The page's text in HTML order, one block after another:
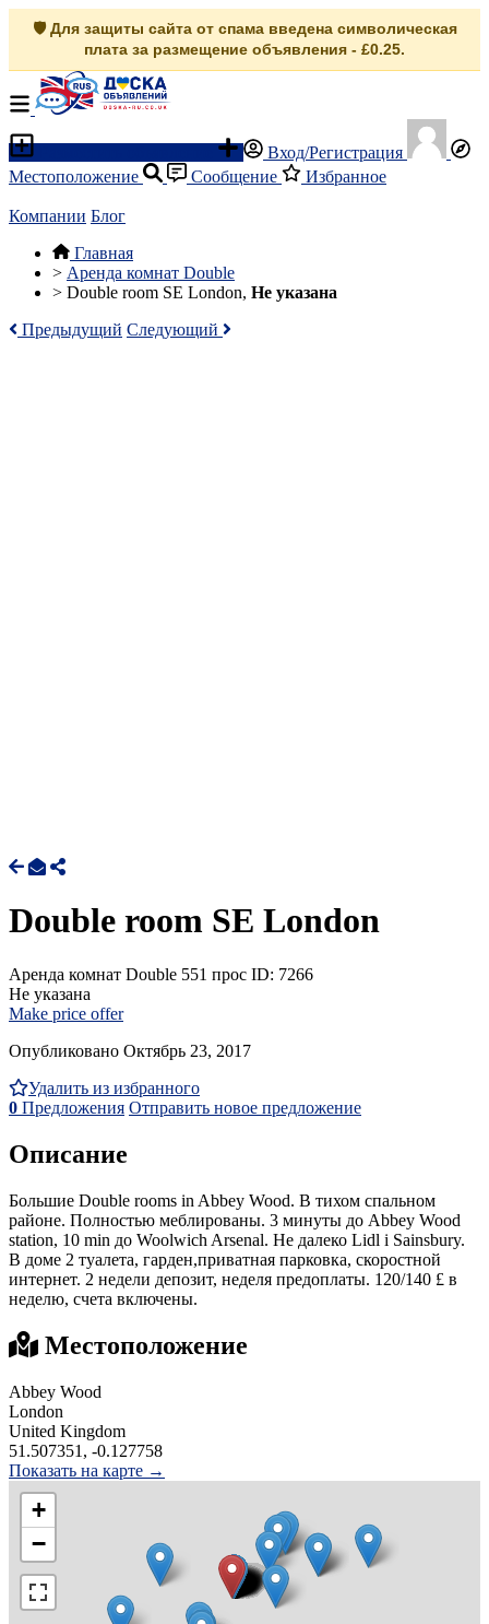
🛡️ Для защиты сайта от спама введена символическая
плата за размещение объявления - £0.25.
Вход/Регистрация
Местоположение
Сообщение Избранное
Компании Блог
Главная
> Аренда комнат Double
> Double room SE London, Не указана
Предыдущий Следующий
Double room SE London
Аренда комнат Double 551 прос ID: 7266
Не указана
Make price offer
Опубликовано Октябрь 23, 2017
Удалить из избранного
0 Предложения Отправить новое предложение
Описание
Большие Double rooms in Abbey Wood. В тихом спальном
районе. Полностью меблированы. 3 минуты до Abbey Wood
station, 10 min до Woolwich Arsenal. Не далеко Lidl i Sainsbury.
В доме 2 туалета, гарден,приватная парковка, скоростной
интернет. 2 недели депозит, неделя предоплаты. 120/140 £ в
неделю, счета включены.
Местоположение
Abbey Wood
London
United Kingdom
51.507351, -0.127758
Показать на карте →
+
−